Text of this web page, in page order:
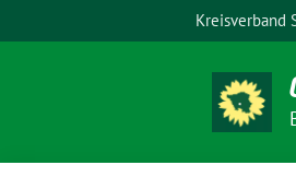
zum
Kreisverband